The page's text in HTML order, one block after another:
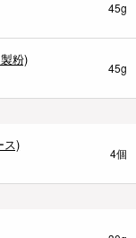
45g
粉)
45g
ス)
4個